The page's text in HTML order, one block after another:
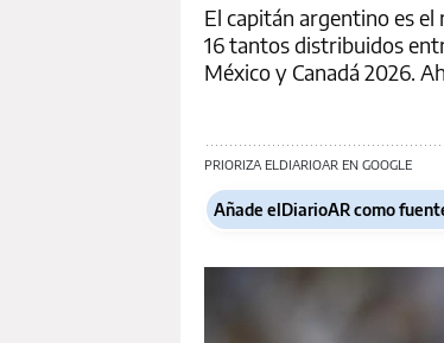
El capitán argentino es el
16 tantos distribuidos
México y Canadá 2026.
PRIORIZA ELDIARIOAR EN GOOGLE
Añade elDiarioAR como